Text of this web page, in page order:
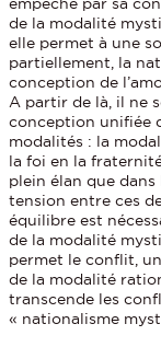
de la modalité
elle permet à une
partiellement, la
conception de
A partir de là, il ne
conception unifiée
modalités : la
la foi en la
plein élan que
tension entre ces
équilibre est
de la modalité
permet le conflit,
de la modalité
transcende les
« nationalisme